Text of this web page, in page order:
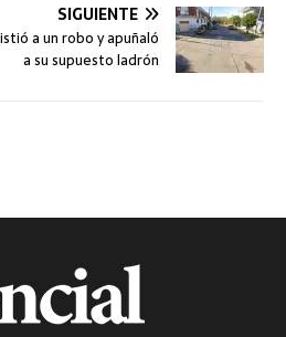
SIGUIENTE
a un robo y apuñaló
a su supuesto ladrón